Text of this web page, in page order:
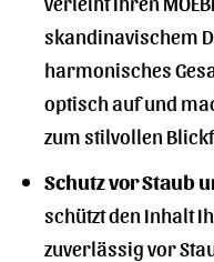
skandinavischem
harmonisches
optisch auf und
zum stilvollen
Schutz vor Staub
schützt den Inhalt
zuverlässig vor